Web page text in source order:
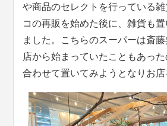
や商品のセレクトを行っている
コの再販を始めた後に、雑貨も
ました。こちらのスーパーは斎
店から始まっていたこともあっ
合わせて置いてみようとなりお店